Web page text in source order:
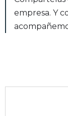
empresa. Y